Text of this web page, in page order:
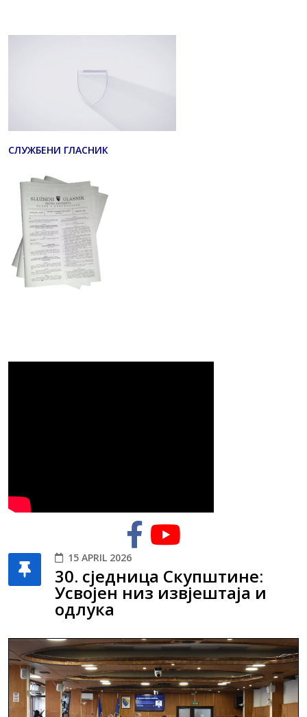
СЛУЖБЕНИ ГЛАСНИК
15 APRIL 2026
30. сједница Скупштине:
Усвојен низ извјештаја и
одлука